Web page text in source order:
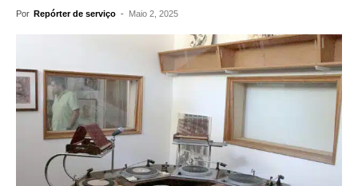
Por Repórter de serviço - Maio 2, 2025